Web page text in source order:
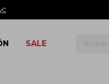
SALE